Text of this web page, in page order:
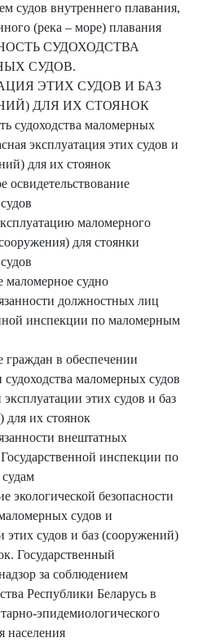
судов внутреннего плавания,
(река – море) плавания
СУДОХОДСТВА
СУДОВ.
ЭТИХ СУДОВ И БАЗ
ДЛЯ ИХ СТОЯНОК
судоходства маломерных
эксплуатация этих судов и
для их стоянок
освидетельствование
маломерного
для стоянки
маломерное судно
должностных лиц
инспекции по маломерным
граждан в обеспечении
судоходства маломерных судов
этих судов и баз
для их стоянок
внештатных
инспекции по
экологической безопасности
судов и
этих судов и баз (сооружений)
Государственный
за соблюдением
Республики Беларусь в
эпидемиологического
населения